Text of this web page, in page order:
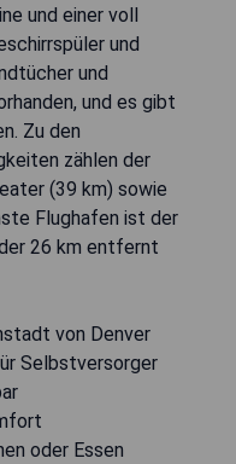
und einer voll
und
und
und es gibt
Zu den
zählen der
(39 km) sowie
Flughafen ist der
26 km entfernt
von Denver
Selbstversorger
oder Essen